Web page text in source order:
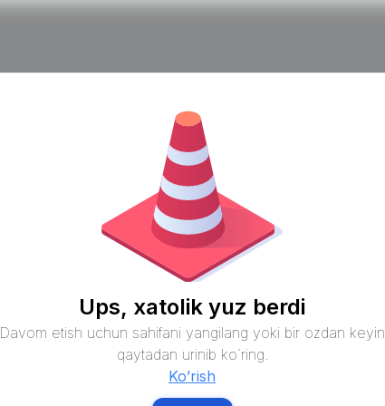
Ups, xatolik yuz berdi
Davom etish uchun sahifani yangilang yoki bir ozdan keyin
qaytadan urinib ko`ring.
Ko’rish